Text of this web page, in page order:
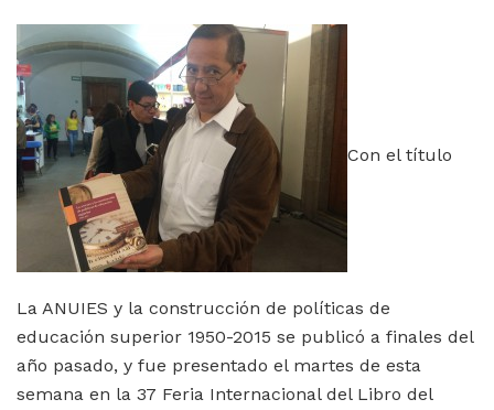
Con el título
La ANUIES y la construcción de políticas de
educación superior 1950-2015 se publicó a finales del
año pasado, y fue presentado el martes de esta
semana en la 37 Feria Internacional del Libro del